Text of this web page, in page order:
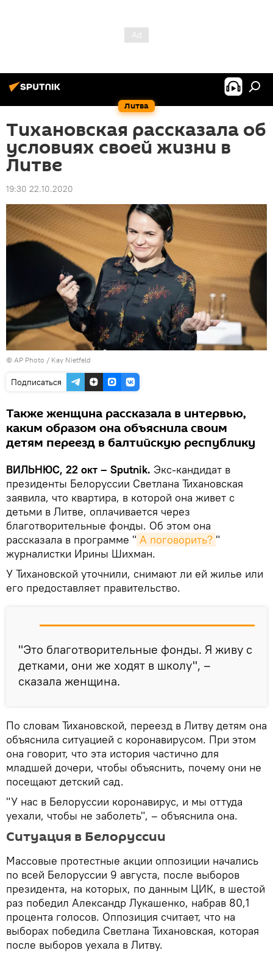
Литва
Тихановская рассказала об
условиях своей жизни в
Литве
19:30 22.10.2020
© AP Photo / Kay Nietfeld
Подписаться
Также женщина рассказала в интервью,
каким образом она объяснила своим
детям переезд в балтийскую республику
ВИЛЬНЮС, 22 окт – Sputnik. Экс-кандидат в
президенты Белоруссии Светлана Тихановская
заявила, что квартира, в которой она живет с
детьми в Литве, оплачивается через
благотворительные фонды. Об этом она
рассказала в программе " А поговорить? "
журналистки Ирины Шихман.
У Тихановской уточнили, снимают ли ей жилье или
его предоставляет правительство.
"Это благотворительные фонды. Я живу с
детками, они же ходят в школу", –
сказала женщина.
По словам Тихановской, переезд в Литву детям она
объяснила ситуацией с коронавирусом. При этом
она говорит, что эта история частично для
младшей дочери, чтобы объяснить, почему они не
посещают детский сад.
"У нас в Белоруссии коронавирус, и мы оттуда
уехали, чтобы не заболеть", – объяснила она.
Ситуация в Белоруссии
Массовые протестные акции оппозиции начались
по всей Белоруссии 9 августа, после выборов
президента, на которых, по данным ЦИК, в шестой
раз победил Александр Лукашенко, набрав 80,1
процента голосов. Оппозиция считает, что на
выборах победила Светлана Тихановская, которая
после выборов уехала в Литву.